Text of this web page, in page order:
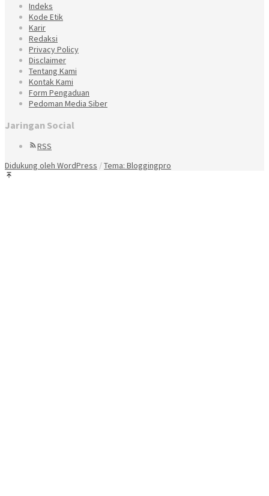
Indeks
Kode Etik
Karir
Redaksi
Privacy Policy
Disclaimer
Tentang Kami
Kontak Kami
Form Pengaduan
Pedoman Media Siber
Jaringan Social
RSS
Didukung oleh WordPress /Tema: Bloggingpro